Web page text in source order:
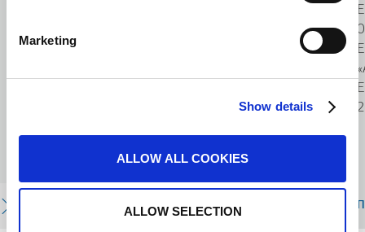
Marketing
Show details
ALLOW ALL COOKIES
ALLOW SELECTION
συγχρηματοδοτήθηκε από την
ΠΕΡΙΣΣΟΤΕΡΑ